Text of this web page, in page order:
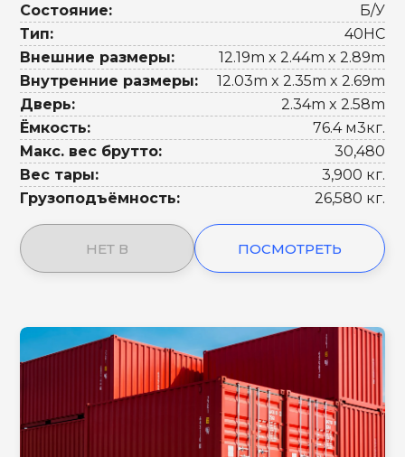
Состояние:
Б/У
Тип:
40HC
Внешние размеры:
12.19m x 2.44m x 2.89m
Внутренние размеры:
12.03m x 2.35m x 2.69m
Дверь:
2.34m x 2.58m
Ёмкость:
76.4 м3кг.
Макс. вес брутто:
30,480
Вес тары:
3,900 кг.
Грузоподъёмность:
26,580 кг.
НЕТ В ПОСМОТРЕТЬ